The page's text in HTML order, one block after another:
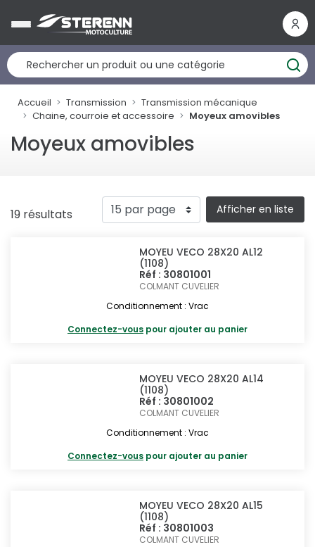
Accueil Transmission
Transmission mécanique
Chaine, courroie et accessoire
Moyeux amovibles
Moyeux amovibles
19 résultats Afficher en liste
MOYEU VECO 28X20 AL12
(1108)
Réf : 30801001
COLMANT CUVELIER
Conditionnement : Vrac
Connectez-vous pour ajouter au panier
MOYEU VECO 28X20 AL14
(1108)
Réf : 30801002
COLMANT CUVELIER
Conditionnement : Vrac
Connectez-vous pour ajouter au panier
MOYEU VECO 28X20 AL15
(1108)
Réf : 30801003
COLMANT CUVELIER